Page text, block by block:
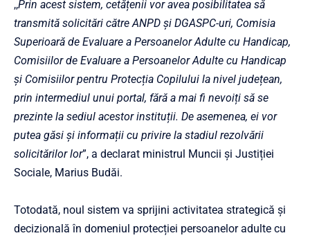
,,Prin acest sistem, cetățenii vor avea posibilitatea să
transmită solicitări către ANPD și DGASPC-uri, Comisia
Superioară de Evaluare a Persoanelor Adulte cu Handicap,
Comisiilor de Evaluare a Persoanelor Adulte cu Handicap
și Comisiilor pentru Protecția Copilului la nivel județean,
prin intermediul unui portal, fără a mai fi nevoiți să se
prezinte la sediul acestor instituții. De asemenea, ei vor
putea găsi și informații cu privire la stadiul rezolvării
solicitărilor lor”, a declarat ministrul Muncii și Justiției
Sociale, Marius Budăi.
Totodată, noul sistem va sprijini activitatea strategică și
decizională în domeniul protecției persoanelor adulte cu